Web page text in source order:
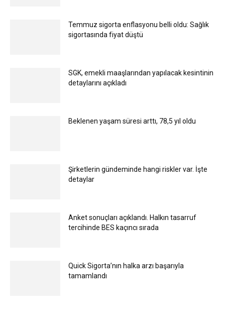
Temmuz sigorta enflasyonu belli oldu: Sağlık
sigortasında fiyat düştü
SGK, emekli maaşlarından yapılacak kesintinin
detaylarını açıkladı
Beklenen yaşam süresi arttı, 78,5 yıl oldu
Şirketlerin gündeminde hangi riskler var. İşte
detaylar
Anket sonuçları açıklandı. Halkın tasarruf
tercihinde BES kaçıncı sırada
Quick Sigorta’nın halka arzı başarıyla
tamamlandı